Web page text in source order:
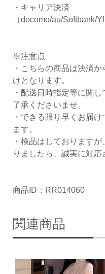
・キャリア決済
（docomo/au/Softbank/
※注意点
・こちらの商品は決済
けとなります。
・配送日時指定等に関
了承くださいませ。
・できる限り早くお届
ます。
・検品はしております
りましたら、誠実に対応
商品ID：RR014060
関連商品